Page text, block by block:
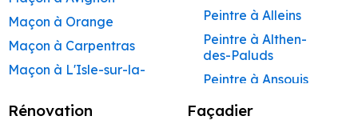
Maçon à Orange
Maçon à Carpentras
Maçon à L'Isle-sur-la-
Maçon à Apt
Peintre à Alleins
Peintre à Althen-
des-Paluds
Peintre à Ansouis
Peintre à Apt
Rénovation Façadier